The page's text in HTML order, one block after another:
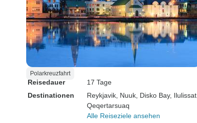
Polarkreuzfahrt
Reisedauer
17 Tage
Destinationen
Reykjavik , Nuuk , Disko Bay, Ilulissat
Qeqertarsuaq
Alle Reiseziele ansehen